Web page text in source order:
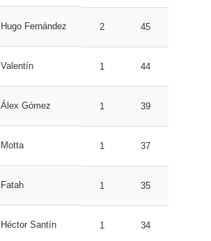
Hugo Fernández 2 45
Valentín 1 44
Álex Gómez 1 39
Motta 1 37
Fatah 1 35
Héctor Santín 1 34